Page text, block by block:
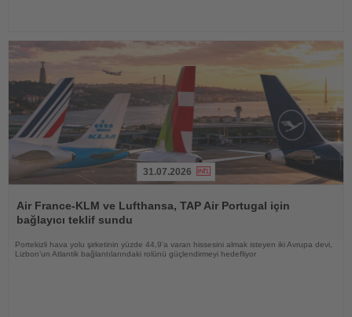
Oku
31.07.2026
Air France-KLM ve Lufthansa, TAP Air Portugal için
bağlayıcı teklif sundu
Portekizli hava yolu şirketinin yüzde 44,9’a varan hissesini almak isteyen iki Avrupa devi,
Lizbon’un Atlantik bağlantılarındaki rolünü güçlendirmeyi hedefliyor